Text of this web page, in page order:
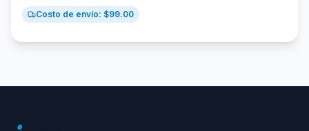
Costo de envío: $99.00